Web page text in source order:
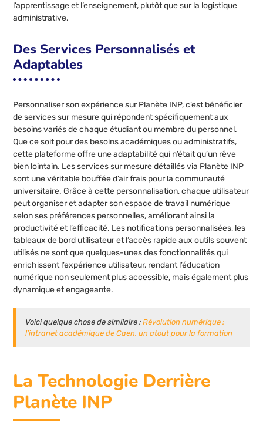
l’apprentissage et l’enseignement, plutôt que sur la logistique
administrative.
Des Services Personnalisés et
Adaptables
Personnaliser son expérience sur Planète INP, c’est bénéficier
de services sur mesure qui répondent spécifiquement aux
besoins variés de chaque étudiant ou membre du personnel.
Que ce soit pour des besoins académiques ou administratifs,
cette plateforme offre une adaptabilité qui n’était qu’un rêve
bien lointain. Les services sur mesure détaillés via Planète INP
sont une véritable bouffée d’air frais pour la communauté
universitaire. Grâce à cette personnalisation, chaque utilisateur
peut organiser et adapter son espace de travail numérique
selon ses préférences personnelles, améliorant ainsi la
productivité et l’efficacité. Les notifications personnalisées, les
tableaux de bord utilisateur et l’accès rapide aux outils souvent
utilisés ne sont que quelques-unes des fonctionnalités qui
enrichissent l’expérience utilisateur, rendant l’éducation
numérique non seulement plus accessible, mais également plus
dynamique et engageante.
Voici quelque chose de similaire :Révolution numérique :
l’intranet académique de Caen, un atout pour la formation
La Technologie Derrière
Planète INP